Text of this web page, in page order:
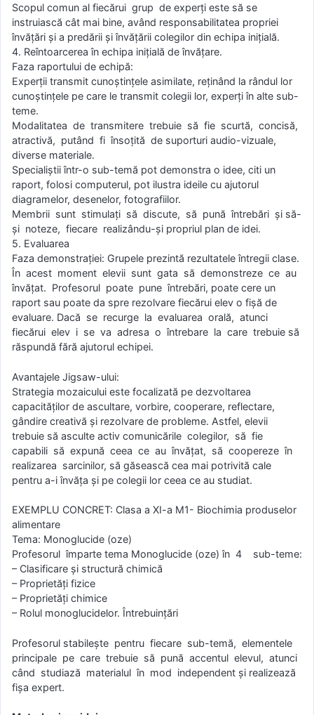
Scopul comun al fiecărui grup de experţi este să se
instruiască cât mai bine, având responsabilitatea propriei
învăţări şi a predării şi învăţării colegilor din echipa iniţială.
4. Reîntoarcerea în echipa iniţială de învăţare.
Faza raportului de echipă:
Experţii transmit cunoştinţele asimilate, reţinând la rândul lor
cunoştinţele pe care le transmit colegii lor, experţi în alte sub-
teme.
Modalitatea de transmitere trebuie să fie scurtă, concisă,
atractivă, putând fi însoţită de suporturi audio-vizuale,
diverse materiale.
Specialiştii într-o sub-temă pot demonstra o idee, citi un
raport, folosi computerul, pot ilustra ideile cu ajutorul
diagramelor, desenelor, fotografiilor.
Membrii sunt stimulaţi să discute, să pună întrebări şi să-
şi noteze, fiecare realizându-şi propriul plan de idei.
5. Evaluarea
Faza demonstraţiei: Grupele prezintă rezultatele întregii clase.
În acest moment elevii sunt gata să demonstreze ce au
învăţat. Profesorul poate pune întrebări, poate cere un
raport sau poate da spre rezolvare fiecărui elev o fişă de
evaluare. Dacă se recurge la evaluarea orală, atunci
fiecărui elev i se va adresa o întrebare la care trebuie să
răspundă fără ajutorul echipei.
Avantajele Jigsaw-ului:
Strategia mozaicului este focalizată pe dezvoltarea
capacităţilor de ascultare, vorbire, cooperare, reflectare,
gândire creativă şi rezolvare de probleme. Astfel, elevii
trebuie să asculte activ comunicările colegilor, să fie
capabili să expună ceea ce au învăţat, să coopereze în
realizarea sarcinilor, să găsească cea mai potrivită cale
pentru a-i învăţa şi pe colegii lor ceea ce au studiat.
EXEMPLU CONCRET: Clasa a XI-a M1- Biochimia produselor
alimentare
Tema: Monoglucide (oze)
Profesorul împarte tema Monoglucide (oze) în 4 sub-teme:
– Clasificare și structură chimică
– Proprietăţi fizice
– Proprietăţi chimice
– Rolul monoglucidelor. Întrebuințări
Profesorul stabilește pentru fiecare sub-temă, elementele
principale pe care trebuie să pună accentul elevul, atunci
când studiază materialul în mod independent și realizează
fișa expert.